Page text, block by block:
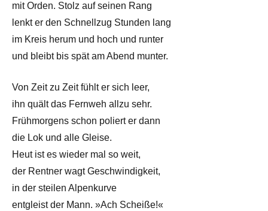
mit Orden. Stolz auf seinen Rang
lenkt er den Schnellzug Stunden lang
im Kreis herum und hoch und runter
und bleibt bis spät am Abend munter.
Von Zeit zu Zeit fühlt er sich leer,
ihn quält das Fernweh allzu sehr.
Frühmorgens schon poliert er dann
die Lok und alle Gleise.
Heut ist es wieder mal so weit,
der Rentner wagt Geschwindigkeit,
in der steilen Alpenkurve
entgleist der Mann. »Ach Scheiße!«